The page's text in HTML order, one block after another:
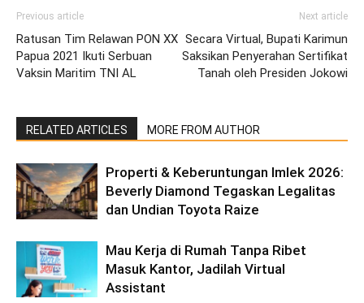
Previous article
Ratusan Tim Relawan PON XX
Papua 2021 Ikuti Serbuan
Vaksin Maritim TNI AL
Next article
Secara Virtual, Bupati Karimun
Saksikan Penyerahan Sertifikat
Tanah oleh Presiden Jokowi
RELATED ARTICLES MORE FROM AUTHOR
‎Properti & Keberuntungan Imlek 2026:
Beverly ‎Diamond Tegaskan Legalitas
dan Undian Toyota Raize
Mau Kerja di Rumah Tanpa Ribet
Masuk Kantor, Jadilah Virtual
Assistant